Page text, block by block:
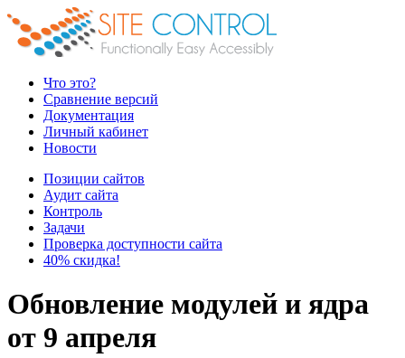
Что это?
Сравнение версий
Документация
Личный кабинет
Новости
Позиции сайтов
Аудит сайта
Контроль
Задачи
Проверка доступности сайта
40% скидка!
Обновление модулей и ядра
от 9 апреля